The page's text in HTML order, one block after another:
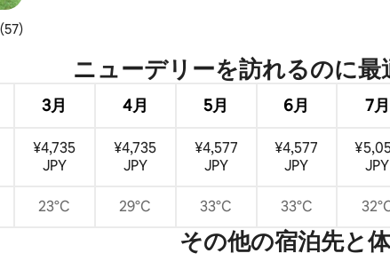
57件、5つ星中4.89つ星の平均評価
ニューデリーを訪⁠れ⁠るの⁠に最⁠
3月 4月 5月 6月 7月
¥4,735
JPY
¥4,735
JPY
¥4,577
JPY
¥4,577
JPY
JPY
23°C 29°C 33°C 33°C
その他の宿⁠泊⁠先と